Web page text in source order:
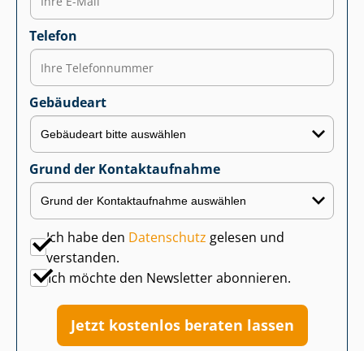
Telefon
Gebäudeart
Grund der Kontaktaufnahme
Ich habe den Datenschutz gelesen und
verstanden.
Ich möchte den Newsletter abonnieren.
Jetzt kostenlos beraten lassen